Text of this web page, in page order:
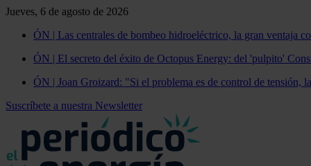
Jueves, 6 de agosto de 2026
ÓN | Las centrales de bombeo hidroeléctrico, la gran ventaja
ÓN | El secreto del éxito de Octopus Energy: del 'pulpito'
ÓN | Joan Groizard: "Si el problema es de control de tensión,
Suscríbete a nuestra Newsletter